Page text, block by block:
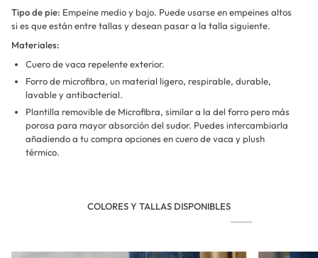
Tipo de pie: Empeine medio y bajo. Puede usarse en empeines altos
si es que están entre tallas y desean pasar a la talla siguiente.
Materiales:
Cuero de vaca repelente exterior.
Forro de microfibra, un material ligero, respirable, durable,
lavable y antibacterial.
Plantilla removible de Microfibra, similar a la del forro pero más
porosa para mayor absorción del sudor. Puedes intercambiarla
añadiendo a tu compra opciones en cuero de vaca y plush
térmico.
COLORES Y TALLAS DISPONIBLES